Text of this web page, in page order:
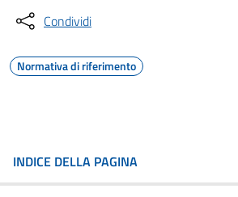
Condividi
Normativa di riferimento
INDICE DELLA PAGINA